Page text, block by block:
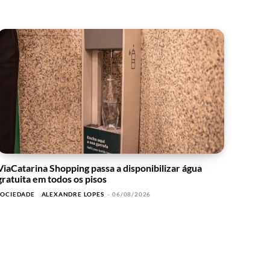
Shopping passa a disponibilizar água
em todos os pisos
ALEXANDRE LOPES - 06/08/2026